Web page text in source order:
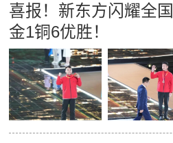
喜报！新东方闪耀全
金1铜6优胜！